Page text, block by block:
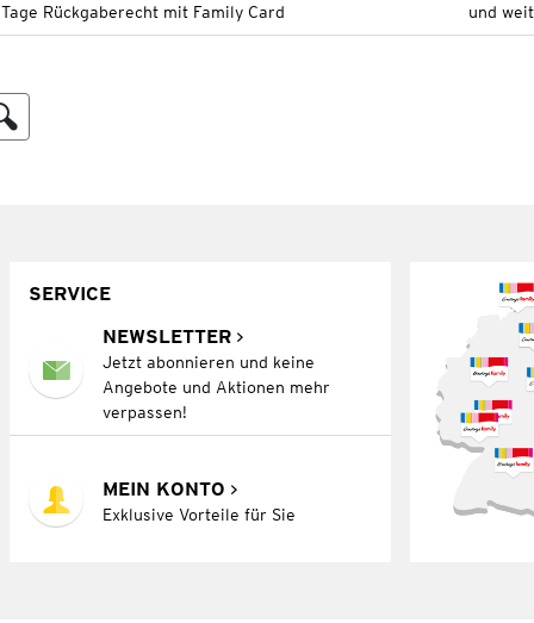
Rückgaberecht mit Family Card und
SERVICE
NEWSLETTER
Jetzt abonnieren und keine
Angebote und Aktionen mehr
verpassen!
MEIN KONTO
Exklusive Vorteile für Sie